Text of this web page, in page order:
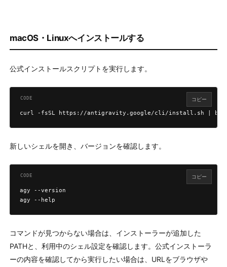
macOS・Linuxへインストールする
公式インストールスクリプトを実行します。
curl -fsSL https://antigravity.google/cli/install.sh |
コピー
新しいシェルを開き、バージョンを確認します。
agy --version
agy --help
コピー
コマンドが見つからない場合は、インストーラーが追加した
PATHと、利用中のシェル設定を確認します。公式インストーラ
ーの内容を確認してから実行したい場合は、URLをブラウザや